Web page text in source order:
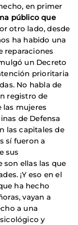
en primer
público que
otro lado, desde
ha habido una
reparaciones
un Decreto
prioritaria
No habla de
registro de
las mujeres
de Defensa
las capitales de
sí fueron a
sus
son ellas las que
¡Y eso en el
ha hecho
vayan a
a una
y